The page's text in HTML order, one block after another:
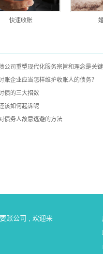
快速收账
公司重塑现代化服务宗旨和理念是关键
账企业应当怎样维护收账人的债务？
债的三大招数
该如何起诉呢
债务人故意逃避的方法
账公司
, 欢迎来